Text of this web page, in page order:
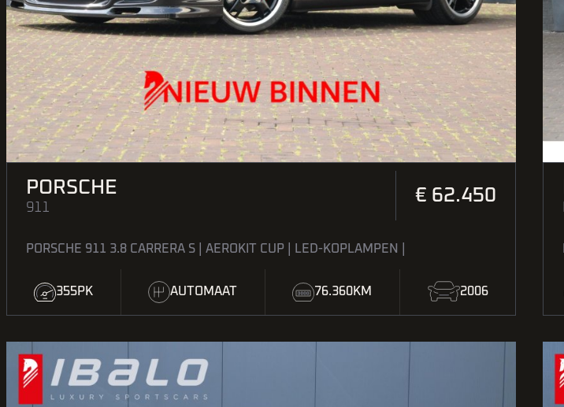
PORSCHE
911
€ 62.450
PORSCHE 911 3.8 CARRERA S | AEROKIT CUP | LED-KOPLAMPEN |
355PK AUTOMAAT 76.360KM 2006